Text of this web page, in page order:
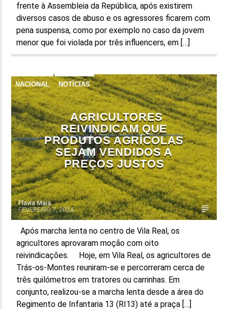
frente à Assembleia da República, após existirem
diversos casos de abuso e os agressores ficarem com
pena suspensa, como por exemplo no caso da jovem
menor que foi violada por três influencers, em […]
NACIONAL NOTÍCIAS
AGRICULTORES
REIVINDICAM QUE
PRODUTOS AGRÍCOLAS
SEJAM VENDIDOS A
PREÇOS JUSTOS
Flavia Maia
FEVEREIRO 7, 2024
Após marcha lenta no centro de Vila Real, os
agricultores aprovaram moção com oito
reivindicações. Hoje, em Vila Real, os agricultores de
Trás-os-Montes reuniram-se e percorreram cerca de
três quilómetros em tratores ou carrinhas. Em
conjunto, realizou-se a marcha lenta desde a área do
Regimento de Infantaria 13 (RI13) até a praça […]